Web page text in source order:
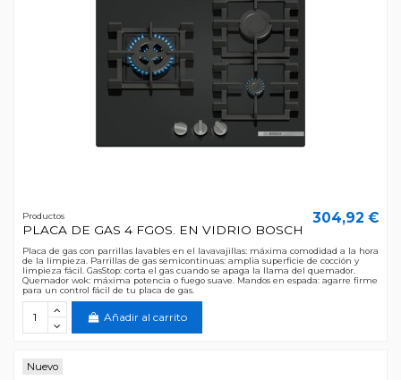
Productos
PLACA DE GAS 4 FGOS. EN VIDRIO BOSCH
304,92 €
Placa de gas con parrillas lavables en el lavavajillas: máxima comodidad a la hora
de la limpieza. Parrillas de gas semicontinuas: amplia superficie de cocción y
limpieza fácil. GasStop: corta el gas cuando se apaga la llama del quemador.
Quemador wok: máxima potencia o fuego suave. Mandos en espada: agarre firme
para un control fácil de tu placa de gas.
Añadir al carrito
Nuevo